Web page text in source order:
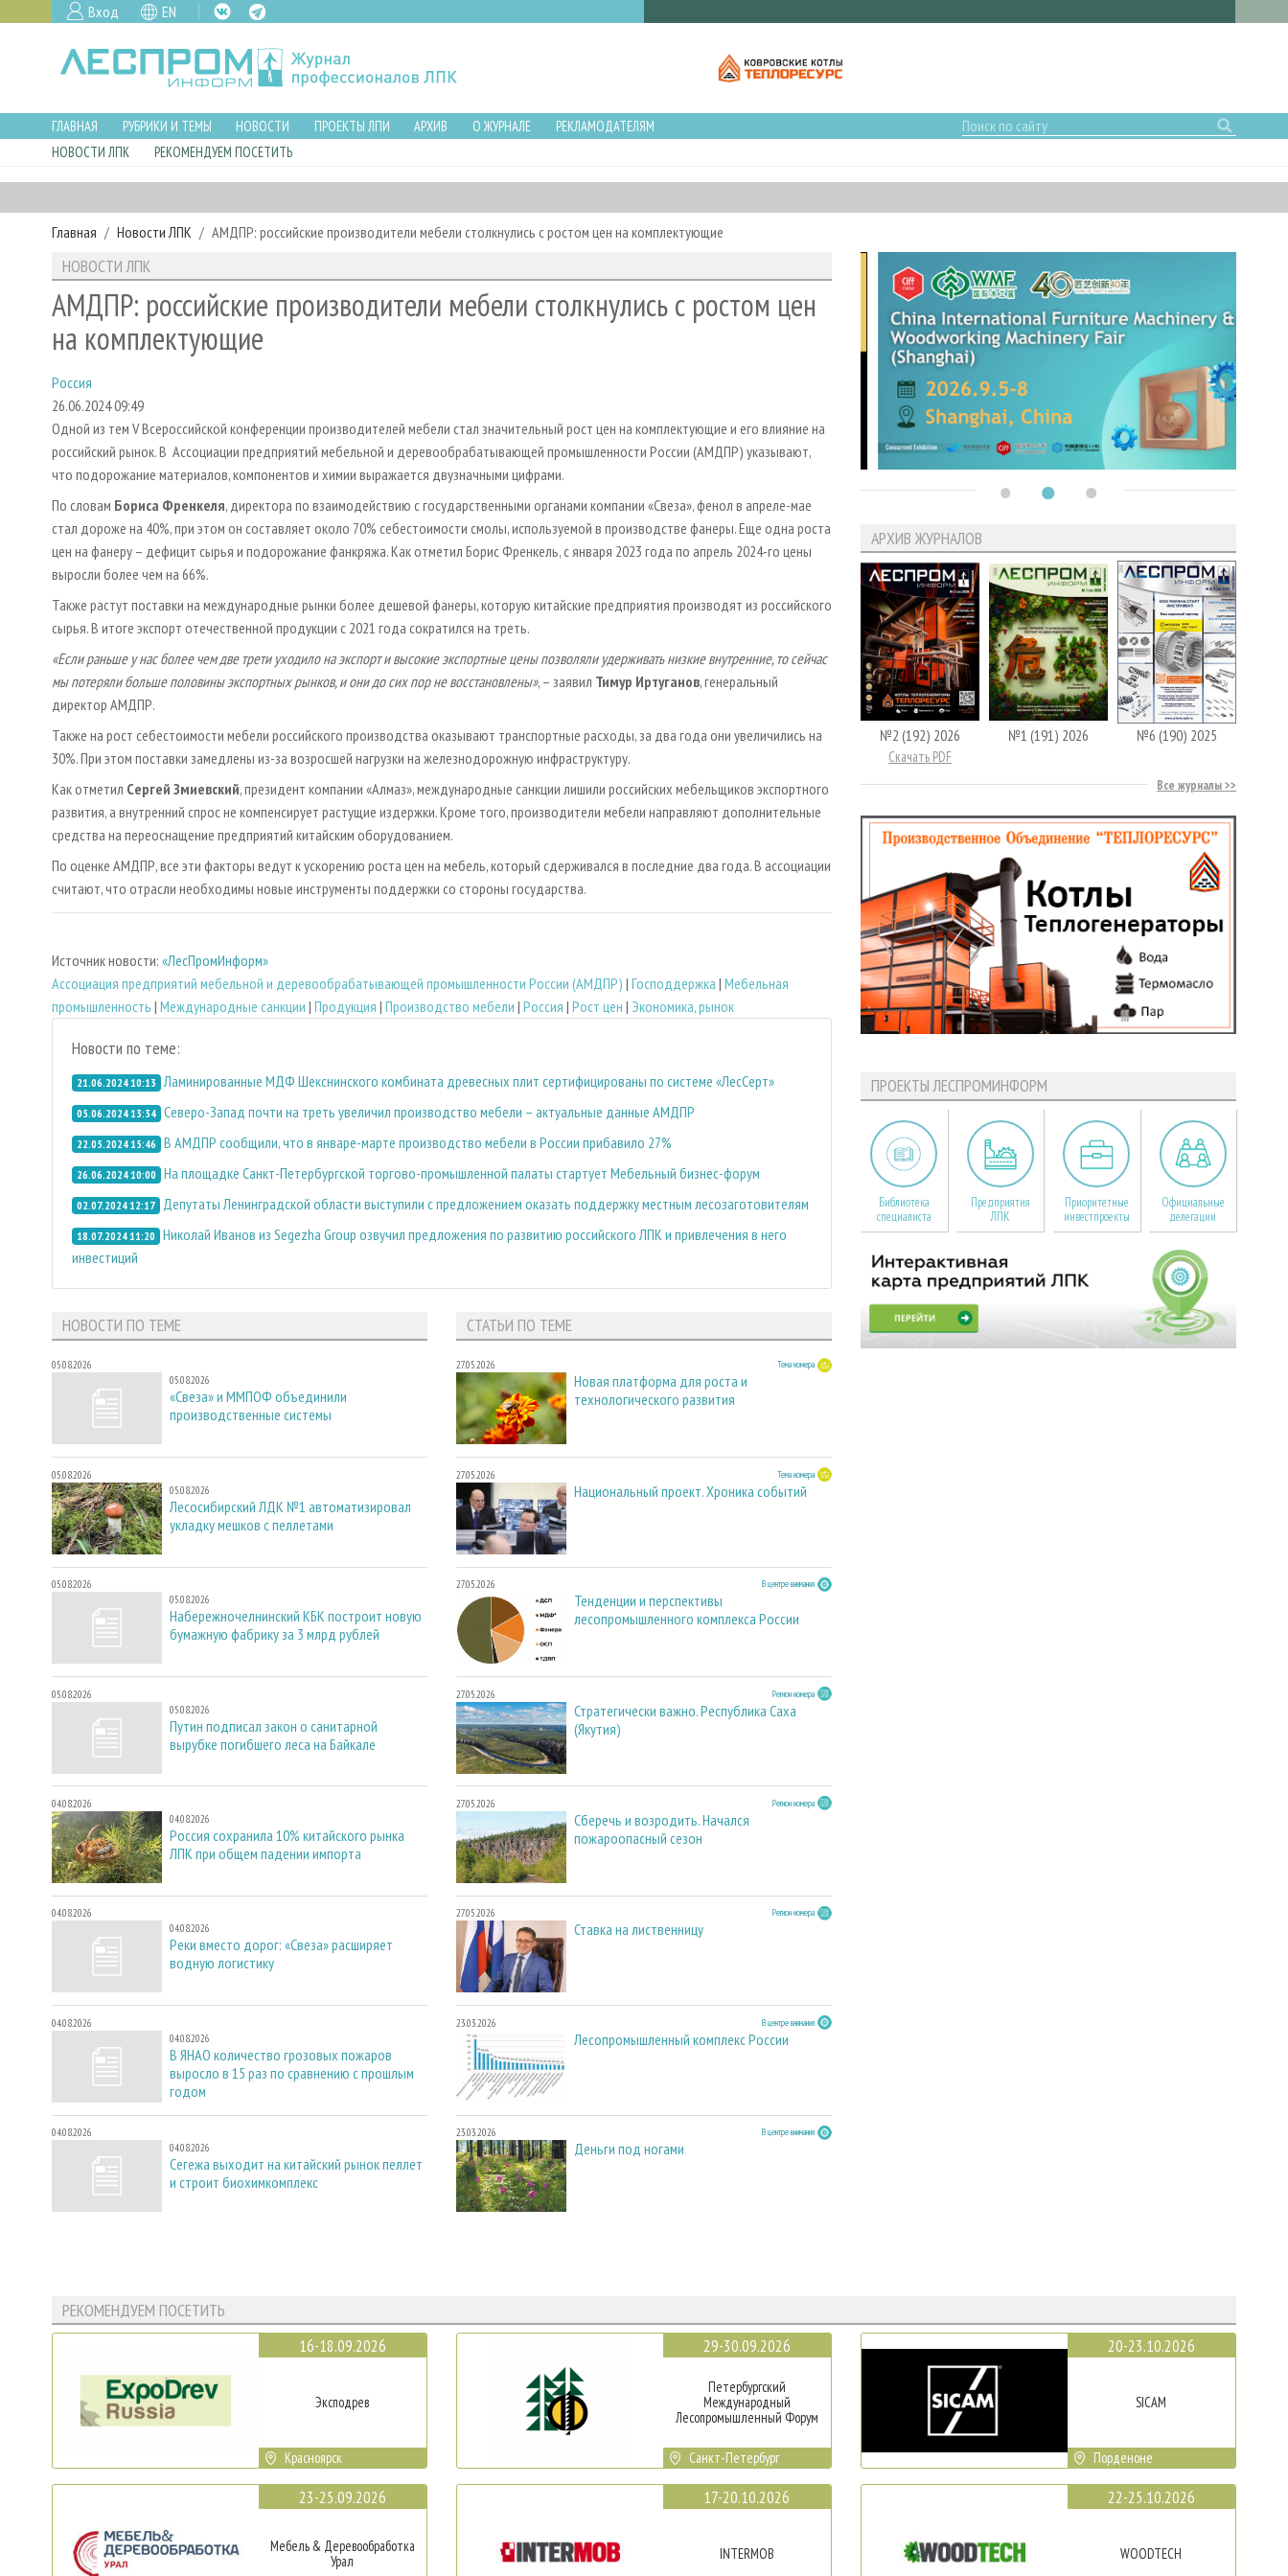
Вход EN
ГЛАВНАЯ РУБРИКИ И ТЕМЫ НОВОСТИ ПРОЕКТЫ ЛПИ АРХИВ О ЖУРНАЛЕ
РЕКЛАМОДАТЕЛЯМ
НОВОСТИ ЛПК
РЕКОМЕНДУЕМ ПОСЕТИТЬ
Главная Новости ЛПК АМДПР: российские производители мебели столкнулись с ростом цен на комплектующие
НОВОСТИ ЛПК
АМДПР: российские производители мебели столкнулись с ростом цен
на комплектующие
Россия
26.06.2024 09:49
Одной из тем V Всероссийской конференции производителей мебели стал значительный рост цен на комплектующие и его влияние на
российский рынок. В Ассоциации предприятий мебельной и деревообрабатывающей промышленности России (АМДПР) указывают,
что подорожание материалов, компонентов и химии выражается двузначными цифрами.
По словам Бориса Френкеля, директора по взаимодействию с государственными органами компании «Свеза», фенол в апреле-мае
стал дороже на 40%, при этом он составляет около 70% себестоимости смолы, используемой в производстве фанеры. Еще одна роста
цен на фанеру – дефицит сырья и подорожание фанкряжа. Как отметил Борис Френкель, с января 2023 года по апрель 2024-го цены
выросли более чем на 66%.
Также растут поставки на международные рынки более дешевой фанеры, которую китайские предприятия производят из российского
сырья. В итоге экспорт отечественной продукции с 2021 года сократился на треть.
«Если раньше у нас более чем две трети уходило на экспорт и высокие экспортные цены позволяли удерживать низкие внутренние, то сейчас
мы потеряли больше половины экспортных рынков, и они до сих пор не восстановлены», – заявил Тимур Иртуганов, генеральный
директор АМДПР.
Также на рост себестоимости мебели российского производства оказывают транспортные расходы, за два года они увеличились на
30%. При этом поставки замедлены из-за возросшей нагрузки на железнодорожную инфраструктуру.
Как отметил Сергей Змиевский, президент компании «Алмаз», международные санкции лишили российских мебельщиков экспортного
развития, а внутренний спрос не компенсирует растущие издержки. Кроме того, производители мебели направляют дополнительные
средства на переоснащение предприятий китайским оборудованием.
По оценке АМДПР, все эти факторы ведут к ускорению роста цен на мебель, который сдерживался в последние два года. В ассоциации
считают, что отрасли необходимы новые инструменты поддержки со стороны государства.
Источник новости: «ЛесПромИнформ»
Ассоциация предприятий мебельной и деревообрабатывающей промышленности России (АМДПР) | Господдержка | Мебельная
промышленность | Международные санкции | Продукция | Производство мебели | Россия | Рост цен | Экономика, рынок
Новости по теме:
21.06.2024 10:13 Ламинированные МДФ Шекснинского комбината древесных плит сертифицированы по системе «ЛесСерт»
05.06.2024 13:34 Северо-Запад почти на треть увеличил производство мебели – актуальные данные АМДПР
22.05.2024 15:46 В АМДПР сообщили, что в январе-марте производство мебели в России прибавило 27%
26.06.2024 10:00 На площадке Санкт-Петербургской торгово-промышленной палаты стартует Мебельный бизнес-форум
02.07.2024 12:17 Депутаты Ленинградской области выступили с предложением оказать поддержку местным лесозаготовителям
18.07.2024 11:20 Николай Иванов из Segezha Group озвучил предложения по развитию российского ЛПК и привлечения в него
инвестиций
НОВОСТИ ПО ТЕМЕ
05.08.2026
05.08.2026
«Свеза» и ММПОФ объединили
производственные системы
05.08.2026
05.08.2026
Лесосибирский ЛДК №1 автоматизировал
укладку мешков с пеллетами
05.08.2026
05.08.2026
Набережночелнинский КБК построит новую
бумажную фабрику за 3 млрд рублей
05.08.2026
05.08.2026
Путин подписал закон о санитарной
вырубке погибшего леса на Байкале
04.08.2026
04.08.2026
Россия сохранила 10% китайского рынка
ЛПК при общем падении импорта
04.08.2026
04.08.2026
Реки вместо дорог: «Свеза» расширяет
водную логистику
04.08.2026
04.08.2026
В ЯНАО количество грозовых пожаров
выросло в 15 раз по сравнению с прошлым
годом
04.08.2026
04.08.2026
Сегежа выходит на китайский рынок пеллет
и строит биохимкомплекс
СТАТЬИ ПО ТЕМЕ
27.05.2026 Тема номера
Новая платформа для роста и
технологического развития
27.05.2026 Тема номера
Национальный проект. Хроника событий
27.05.2026 В центре внимания
Тенденции и перспективы
лесопромышленного комплекса России
27.05.2026 Регион номера
Стратегически важно. Республика Саха
(Якутия)
27.05.2026 Регион номера
Сберечь и возродить. Начался
пожароопасный сезон
27.05.2026 Регион номера
Ставка на лиственницу
23.03.2026 В центре внимания
Лесопромышленный комплекс России
23.03.2026 В центре внимания
Деньги под ногами
АРХИВ ЖУРНАЛОВ
№2 (192) 2026
Скачать PDF
№1 (191) 2026 №6 (190) 2025
Все журналы
ПРОЕКТЫ ЛЕСПРОМИНФОРМ
Библиотека
специалиста
Предприятия
ЛПК
Приоритетные
инвестпроекты
Официальные
делегации
РЕКОМЕНДУЕМ ПОСЕТИТЬ
16-18.09.2026
Эксподрев
Красноярск
23-25.09.2026
Мебель & Деревообработка
Урал
29-30.09.2026
Петербургский
Международный
Лесопромышленный Форум
Санкт-Петербург
17-20.10.2026
INTERMOB
20-23.10.2026
SICAM
Порденоне
22-25.10.2026
WOODTECH